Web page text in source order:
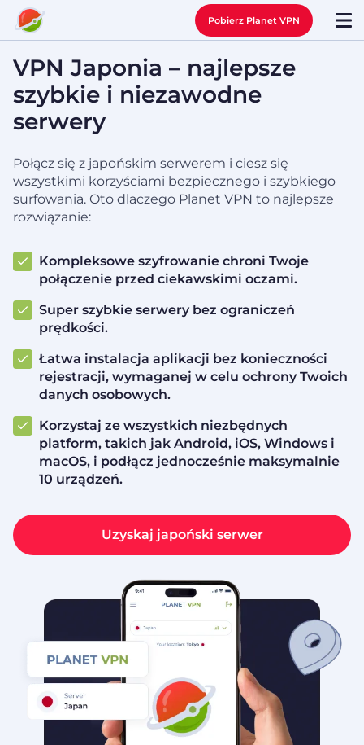
Pobierz Planet VPN
VPN Japonia – najlepsze
szybkie i niezawodne
serwery
Połącz się z japońskim serwerem i ciesz się
wszystkimi korzyściami bezpiecznego i szybkiego
surfowania. Oto dlaczego Planet VPN to najlepsze
rozwiązanie:
Kompleksowe szyfrowanie chroni Twoje
połączenie przed ciekawskimi oczami.
Super szybkie serwery bez ograniczeń
prędkości.
Łatwa instalacja aplikacji bez konieczności
rejestracji, wymaganej w celu ochrony Twoich
danych osobowych.
Korzystaj ze wszystkich niezbędnych
platform, takich jak Android, iOS, Windows i
macOS, i podłącz jednocześnie maksymalnie
10 urządzeń.
Uzyskaj japoński serwer